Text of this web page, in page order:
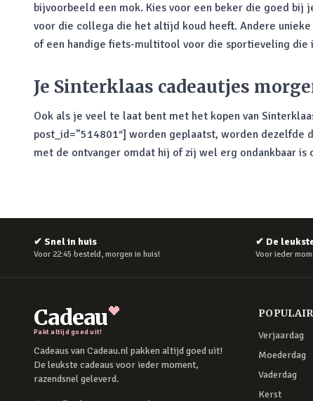
bijvoorbeeld een mok. Kies voor een beker die goed
voor die collega die het altijd koud heeft. Andere
of een handige fiets-multitool voor die sportieveling
Je Sinterklaas cadeautjes
Ook als je veel te laat bent met het kopen van
post_id=”514801″] worden geplaatst, worden dezelfde
met de ontvanger omdat hij of zij wel erg ondankbaar is
✔ Snel in huis
Voor 22:45 besteld, morgen in huis!
✔ De
Voor ieder
Cadeau
Pakt altijd goed uit!
Cadeaus van Cadeau.nl pakken altijd goed uit!
De leukste cadeaus voor ieder moment,
razendsnel geleverd.
Verjaardag
Moederdag
Vaderdag
Kerst